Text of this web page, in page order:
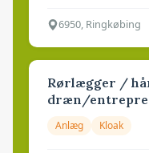
6950, Ringkøbing
Rørlægger /
dræn/
Anlæg Kloak